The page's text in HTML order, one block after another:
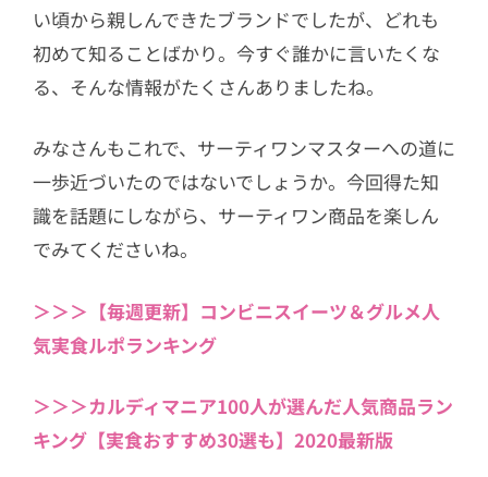
い頃から親しんできたブランドでしたが、どれも
初めて知ることばかり。今すぐ誰かに言いたくな
る、そんな情報がたくさんありましたね。
みなさんもこれで、サーティワンマスターへの道に
一歩近づいたのではないでしょうか。今回得た知
識を話題にしながら、サーティワン商品を楽しん
でみてくださいね。
＞＞＞【毎週更新】コンビニスイーツ＆グルメ人
気実食ルポランキング
＞＞＞カルディマニア100人が選んだ人気商品ラン
キング【実食おすすめ30選も】2020最新版